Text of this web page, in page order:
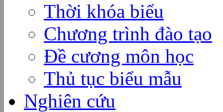
Thời khóa biểu
Chương trình đào tạo
Đề cương môn học
Thủ tục biểu mẫu
Nghiên cứu